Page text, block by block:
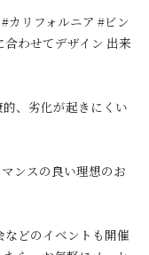
カリフォルニア #ビン
わせてデザイン 出来
、劣化が起きにくい
ンスの良い理想のお
どのイベントも開催